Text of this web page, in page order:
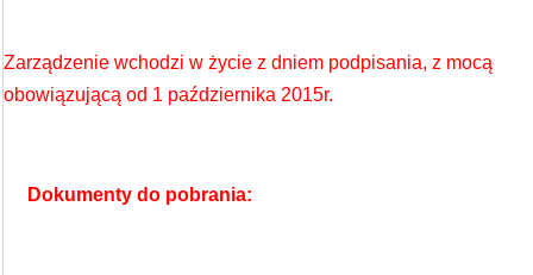
Zarządzenie wchodzi w życie z dniem podpisania, z mocą
obowiązującą od 1 października 2015r.
Dokumenty do pobrania: